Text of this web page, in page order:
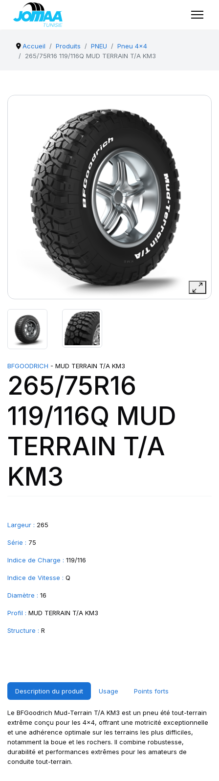
Accueil Produits PNEU
Pneu 4x4
265/75R16 119/116Q MUD TERRAIN T/A KM3
BFGOODRICH - MUD TERRAIN T/A KM3
265/75R16
119/116Q MUD
TERRAIN T/A
KM3
Largeur : 265
Série : 75
Indice de Charge : 119/116
Indice de Vitesse : Q
Diamètre : 16
Profil : MUD TERRAIN T/A KM3
Structure : R
Description du produit Usage Points forts
Le BFGoodrich Mud-Terrain T/A KM3 est un pneu été tout-terrain
extrême conçu pour les 4x4, offrant une motricité exceptionnelle
et une adhérence optimale sur les terrains les plus difficiles,
notamment la boue et les rochers. Il combine robustesse,
durabilité et performances extrêmes pour les amateurs de
conduite tout-terrain.